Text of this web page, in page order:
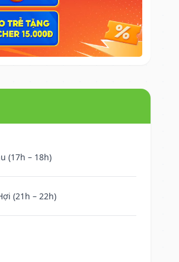
(17h – 18h)
(21h – 22h)